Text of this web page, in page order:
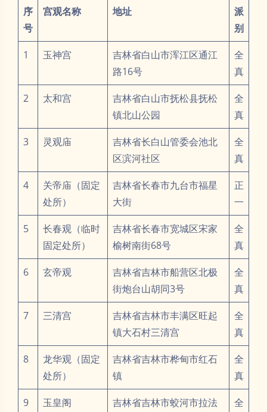
序
号
宫观名称 地址
派
别
1 玉神宫
吉林省白山市浑江区通江
路16号
全
真
2 太和宫
吉林省白山市抚松县抚松
镇北山公园
全
真
3 灵观庙
吉林省长白山管委会池北
区滨河社区
全
真
4
关帝庙（固定
处所）
吉林省长春市九台市福星
大街
正
一
5
长春观（临时
固定处所）
吉林省长春市宽城区宋家
榆树南街68号
全
真
6 玄帝观
吉林省吉林市船营区北极
街炮台山胡同3号
全
真
7 三清宫
吉林省吉林市丰满区旺起
镇大石村三清宫
全
真
8
龙华观（固定
处所）
吉林省吉林市桦甸市红石
镇
全
真
9 玉皇阁
吉林省吉林市蛟河市拉法
全